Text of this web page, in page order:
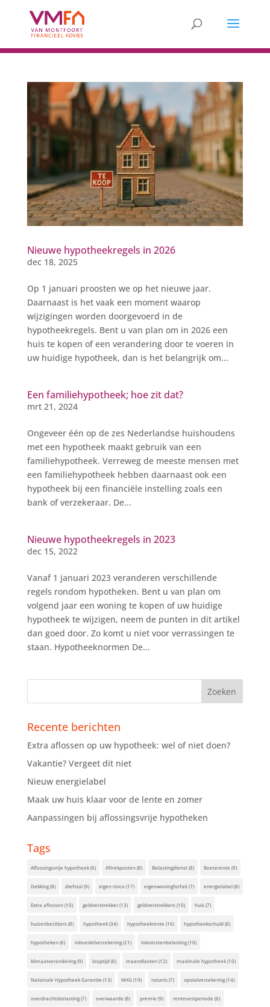
Nieuwe hypotheekregels in 2026
dec 18, 2025
Op 1 januari proosten we op het nieuwe jaar.
Daarnaast is het vaak een moment waarop
wijzigingen worden doorgevoerd in de
hypotheekregels. Bent u van plan om in 2026 een
huis te kopen of een verandering door te voeren in
uw huidige hypotheek, dan is het belangrijk om...
Een familiehypotheek; hoe zit dat?
mrt 21, 2024
Ongeveer één op de zes Nederlandse huishoudens
met een hypotheek maakt gebruik van een
familiehypotheek. Verreweg de meeste mensen met
een familiehypotheek hebben daarnaast ook een
hypotheek bij een financiële instelling zoals een
bank of verzekeraar. De...
Nieuwe hypotheekregels in 2023
dec 15, 2022
Vanaf 1 januari 2023 veranderen verschillende
regels rondom hypotheken. Bent u van plan om
volgend jaar een woning te kopen of uw huidige
hypotheek te wijzigen, neem de punten in dit artikel
dan goed door. Zo komt u niet voor verrassingen te
staan. Hypotheeknormen De...
Recente berichten
Extra aflossen op uw hypotheek: wel of niet doen?
Vakantie? Vergeet dit niet
Nieuw energielabel
Maak uw huis klaar voor de lente en zomer
Aanpassingen bij aflossingsvrije hypotheken
Tags
Aflossingsvrije hypotheek(6) Aftrekposten(8) Belastingdienst(8) Boeterente (9)
Dekking(8) diefstal(9) eigen risico(17) eigenwoningforfait(7) energielabel(8)
Extra aflossen(10) geldverstrekker(13) geldverstrekkers(10) huis(7)
huizenbezitters(8) hypotheek(34) hypotheekrente (16) hypotheekschuld(8)
hypotheken(6) inboedelverzekering(21) inkomstenbelasting(10)
klimaatverandering(9) looptijd(6) maandlasten(12) maximale hypotheek(10)
Nationale Hypotheek Garantie (13) NHG(19) notaris(7) opstalverzekering(14)
overdrachtsbelasting(7) overwaarde (8) premie (9) rentevastperiode (6)